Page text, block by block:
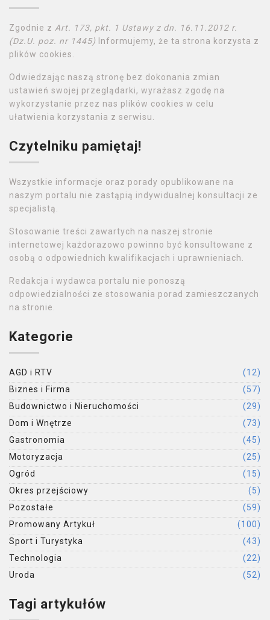
Zgodnie z Art. 173, pkt. 1 Ustawy z dn. 16.11.2012 r.
(Dz.U. poz. nr 1445) Informujemy, że ta strona korzysta z
plików cookies.
Odwiedzając naszą stronę bez dokonania zmian
ustawień swojej przeglądarki, wyrażasz zgodę na
wykorzystanie przez nas plików cookies w celu
ułatwienia korzystania z serwisu.
Czytelniku pamiętaj!
Wszystkie informacje oraz porady opublikowane na
naszym portalu nie zastąpią indywidualnej konsultacji ze
specjalistą.
Stosowanie treści zawartych na naszej stronie
internetowej każdorazowo powinno być konsultowane z
osobą o odpowiednich kwalifikacjach i uprawnieniach.
Redakcja i wydawca portalu nie ponoszą
odpowiedzialności ze stosowania porad zamieszczanych
na stronie.
Kategorie
AGD i RTV
(12)
Biznes i Firma
(57)
Budownictwo i Nieruchomości
(29)
Dom i Wnętrze
(73)
Gastronomia
(45)
Motoryzacja
(25)
Ogród
(15)
Okres przejściowy
(5)
Pozostałe
(59)
Promowany Artykuł
(100)
Sport i Turystyka
(43)
Technologia
(22)
Uroda
(52)
Tagi artykułów